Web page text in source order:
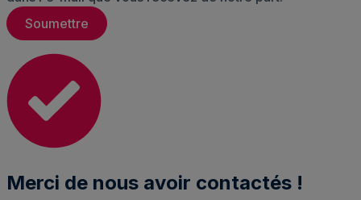
Merci de nous avoir contactés !